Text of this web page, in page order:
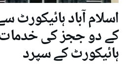
اسلام آباد ہائیکورٹ
کے دو ججز کی
ہائیکورٹ کے سپرد